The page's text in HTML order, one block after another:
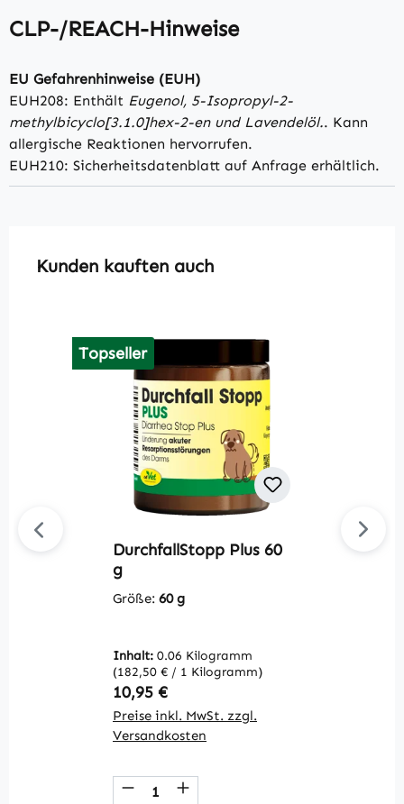
CLP-/REACH-Hinweise
EU Gefahrenhinweise (EUH)
EUH208: Enthält Eugenol, 5-Isopropyl-2-
methylbicyclo[3.1.0]hex-2-en und Lavendelöl.. Kann
allergische Reaktionen hervorrufen.
EUH210: Sicherheitsdatenblatt auf Anfrage erhältlich.
Produktgalerie überspringen
Kunden kauften auch
Topseller
DurchfallStopp Plus 60
g
Größe: 60 g
Inhalt: 0.06 Kilogramm
(182,50 € / 1 Kilogramm)
Regulärer Preis:
10,95 €
Preise inkl. MwSt. zzgl.
Versandkosten
Produkt Anzahl: Gib den